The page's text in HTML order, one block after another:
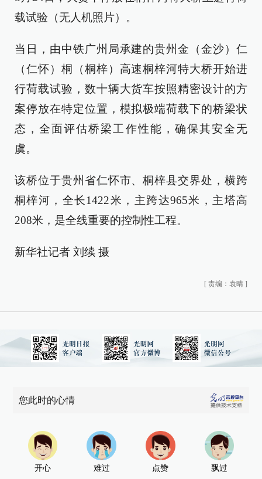
载试验（无人机照片）。
当日，由中铁广州局承建的贵州金（金沙）仁
（仁怀）桐（桐梓）高速桐梓河特大桥开始进
行荷载试验，数十辆大货车按照精密设计的方
案停放在特定位置，模拟极端荷载下的桥梁状
态，全面评估桥梁工作性能，确保其安全无
虞。
该桥位于贵州省仁怀市、桐梓县交界处，横跨
桐梓河，全长1422米，主跨达965米，主塔高
208米，是全线重要的控制性工程。
新华社记者 刘续 摄
[ 责编：袁晴 ]
您此时的心情
开心 难过 点赞 飘过